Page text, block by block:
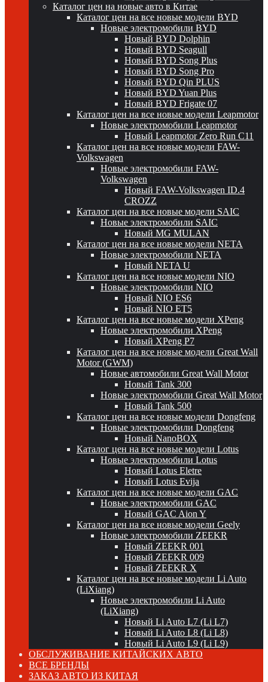
Каталог цен на новые авто в Китае
Каталог цен на все новые модели BYD
Новые электромобили BYD
Новый BYD Dolphin
Новый BYD Seagull
Новый BYD Song Plus
Новый BYD Song Pro
Новый BYD Qin PLUS
Новый BYD Yuan Plus
Новый BYD Frigate 07
Каталог цен на все новые модели Leapmotor
Новые электромобили Leapmotor
Новый Leapmotor Zero Run C11
Каталог цен на все новые модели FAW-
Volkswagen
Новые электромобили FAW-
Volkswagen
Новый FAW-Volkswagen ID.4
CROZZ
Каталог цен на все новые модели SAIC
Новые электромобили SAIC
Новый MG MULAN
Каталог цен на все новые модели NETA
Новые электромобили NETA
Новый NETA U
Каталог цен на все новые модели NIO
Новые электромобили NIO
Новый NIO ES6
Новый NIO ET5
Каталог цен на все новые модели XPeng
Новые электромобили XPeng
Новый XPeng P7
Каталог цен на все новые модели Great Wall
Motor (GWM)
Новые автомобили Great Wall Motor
Новый Tank 300
Новые электромобили Great Wall Motor
Новый Tank 500
Каталог цен на все новые модели Dongfeng
Новые электромобили Dongfeng
Новый NanoBOX
Каталог цен на все новые модели Lotus
Новые электромобили Lotus
Новый Lotus Eletre
Новый Lotus Evija
Каталог цен на все новые модели GAC
Новые электромобили GAC
Новый GAC Aion Y
Каталог цен на все новые модели Geely
Новые электромобили ZEEKR
Новый ZEEKR 001
Новый ZEEKR 009
Новый ZEEKR X
Каталог цен на все новые модели Li Auto
(LiXiang)
Новые электромобили Li Auto
(LiXiang)
Новый Li Auto L7 (Li L7)
Новый Li Auto L8 (Li L8)
Новый Li Auto L9 (Li L9)
ОБСЛУЖИВАНИЕ КИТАЙСКИХ АВТО
ВСЕ БРЕНДЫ
ЗАКАЗ АВТО ИЗ КИТАЯ